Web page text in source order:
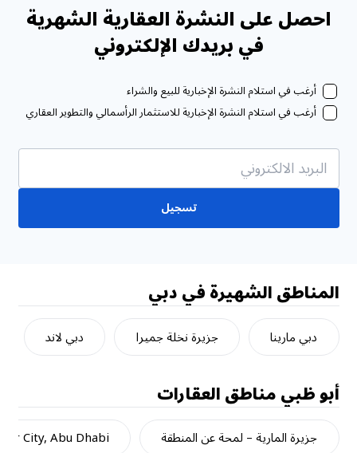
احصل على النشرة العقارية الشهرية
في بريدك الإلكتروني
أرغب في استلام النشرة الإخبارية للبيع والشراء
أرغب في استلام النشرة الإخبارية للاستثمار الرأسمالي والتطوير العقاري
تسجيل
المناطق الشهيرة في دبي
دبي مارينا جزيرة نخلة جميرا دبي لاند
أبو ظبيمناطق العقارات
جزيرة المارية – لمحة عن المنطقة City, Abu Dhabi